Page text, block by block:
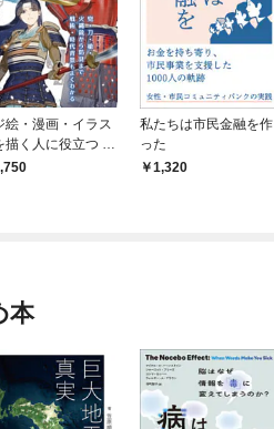
絵・漫画・イラス
描く人に役立つ 戦
器甲冑事典
私たちは市民金融を作
った
1,320
本